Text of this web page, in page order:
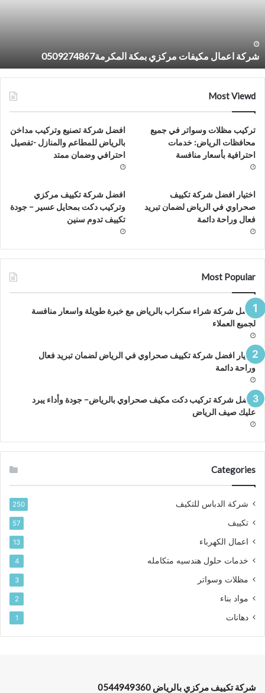
شركة اعمال مكيفات مركزي بمكة المكرمة0509274867
Most Viewd
تركيب مظلات وسواتر في جميع
محافظات الرياض: خدمات
احترافية بأسعار منافسة
افضل شركة تصنيع وتركيب مداخن
بالرياض للمطاعم والمنازل -تفصيل
احترافي وضمان ممتد
اختيار افضل شركة تكييف
صحراوي في الرياض لضمان تبريد
فعال وراحة دائمة
افضل شركة تكييف مركزي
وتركيب دكت بمحايل عسير – جودة
تكييف تدوم سنين
Most Popular
افضل شركة شراء سكراب بالرياض مع خبرة طويلة واسعار منافسة
لجميع العملاء
اختيار افضل شركة تكييف صحراوي في الرياض لضمان تبريد فعال
وراحة دائمة
افضل شركة تركيب دكت مكيف صحراوي بالرياض– جودة وأداء يبرد
عليك صيف الرياض
Categories
شركة الدباس للتكيف 250
تكييف 57
اعمال الكهرباء 13
خدمات حلول هندسيه متكامله 4
مظلات وسواتر 3
مواد بناء 2
دهانات 1
شركة تكييف مركزي بالرياض 0544949360